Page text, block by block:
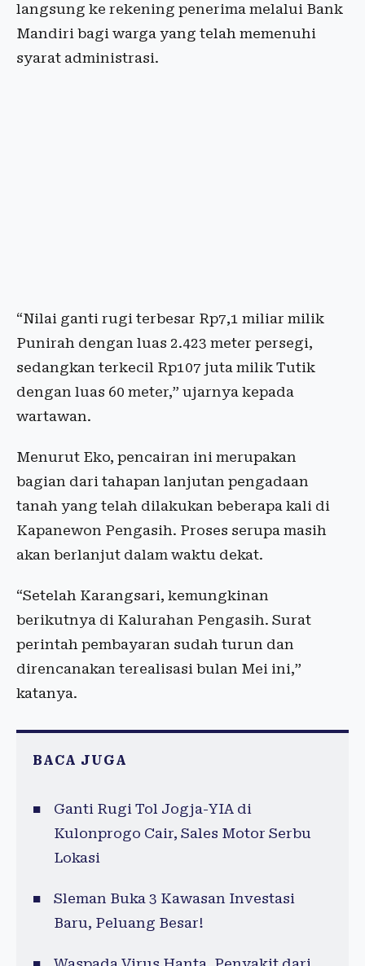
langsung ke rekening penerima melalui Bank
Mandiri bagi warga yang telah memenuhi
syarat administrasi.
“Nilai ganti rugi terbesar Rp7,1 miliar milik
Punirah dengan luas 2.423 meter persegi,
sedangkan terkecil Rp107 juta milik Tutik
dengan luas 60 meter,” ujarnya kepada
wartawan.
Menurut Eko, pencairan ini merupakan
bagian dari tahapan lanjutan pengadaan
tanah yang telah dilakukan beberapa kali di
Kapanewon Pengasih. Proses serupa masih
akan berlanjut dalam waktu dekat.
“Setelah Karangsari, kemungkinan
berikutnya di Kalurahan Pengasih. Surat
perintah pembayaran sudah turun dan
direncanakan terealisasi bulan Mei ini,”
katanya.
BACA JUGA
Ganti Rugi Tol Jogja-YIA di
Kulonprogo Cair, Sales Motor Serbu
Lokasi
Sleman Buka 3 Kawasan Investasi
Baru, Peluang Besar!